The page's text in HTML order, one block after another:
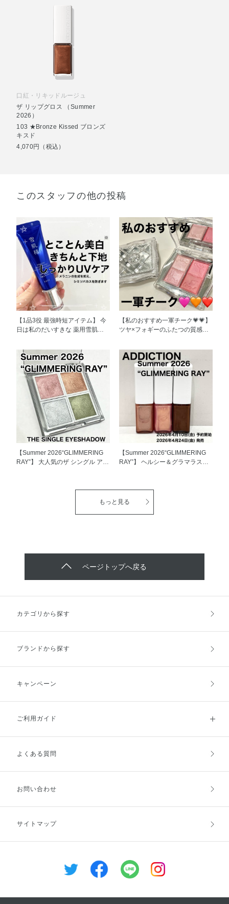
口紅・リキッドルージュ
ザ リップグロス （Summer
2026）
103 ★Bronze Kissed ブロンズ
キスド
4,070円（税込）
このスタッフの他の投稿
【1品3役 最強時短アイテム】 今
日は私のだいすきな 薬用雪肌精
ンス［医薬部外品］のご紹介で
す！ 朝、化粧水の後これ1本で、
乳液・日やけ止め・化粧下地の効
果があります🐶🍀 日本で初めて
※1承認されたコーセー独自の 美
白・肌あれ防止有効成分である甘
草由来有効成分W-グリチルレチ
ン酸ステアリルを配合しているの
で、 肌あれを予防し、メラニン
の生成を抑え、シミ・ソバカスを
防ぎ、 うるおって澄んだ透明感
のある肌へ整えます•*¨*•.¸¸♬︎ 効果
も機能も優れていて 使用感もみ
レチン酸ステアリルSW にて、
【私のおすすめ一軍チーク💗💗】
ツヤ×フォギーのふたつの質感と4
透明感溢れるツヤとやわらかな血
色感を与えてくれる ジルスチュ
アート クチュール ミックスブラ
ッシュ コンパクトのご紹介で
ラーは 01 daydream dressです！
パステルピンクのカラーが肌に溶
け込むようになじみ 綺麗な血色
感や透明感を叶えてくれます🥰🫶
毛穴フラット成分がソフトフォー
カス効果のある球状パウダーが
スルスル伸び広がることで 毛穴
をぼかして肌を綺麗に見せてくれ
ロスポリマーです。
【Summer 2026“GLIMMERING
RAY”】 大人気のザ シングル アイ
ラスすると SUMMER感を感じら
立体的に演出します！ 4色とも可
い仕上がりがロングラスト続きま
終了となりますので、 アディク
ション ザ シングル アイシャドウ
【Summer 2026“GLIMMERING
RAY”】 ヘルシー＆グラマラスな
イニーなツヤを纏わせ うるおい
に満ちた立体的な唇へ💋💕 透明
け感と洗練が簡単に叶います
なりますのでなくなり次第販売終
了になるので 是非お早めにGET
もっと見る
ページトップへ戻る
カテゴリから探す
ブランドから探す
キャンペーン
ご利用ガイド
ご利用ガイドトップ
お支払方法
キャンセル・返品・交換
よくある質問
お問い合わせ
サイトマップ